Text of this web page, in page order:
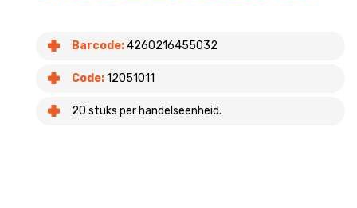
Barcode:4260216455032
Code:12051011
20 stuks per handelseenheid.